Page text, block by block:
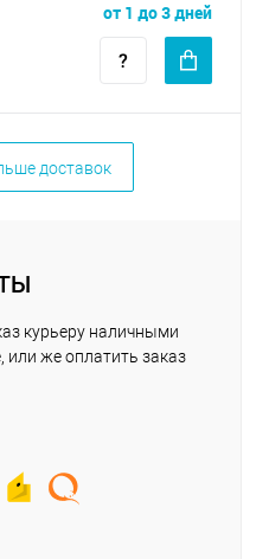
от 1 до 3 дней
доставок
курьеру наличными
или же оплатить заказ